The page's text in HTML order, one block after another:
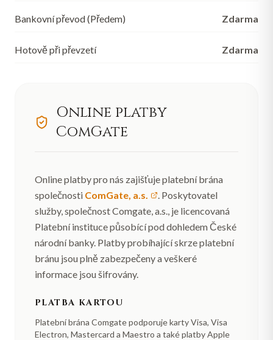
Bankovní převod (Předem) Zdarma
Hotově při převzetí Zdarma
Online platby
ComGate
Online platby pro nás zajišťuje platební brána
společnosti ComGate, a.s.
. Poskytovatel
služby, společnost Comgate, a.s., je licencovaná
Platební instituce působící pod dohledem České
národní banky. Platby probíhající skrze platební
bránu jsou plně zabezpečeny a veškeré
informace jsou šifrovány.
PLATBA KARTOU
Platební brána Comgate podporuje kartyVisa, Visa
Electron, Mastercard a Maestro a také platbyApple